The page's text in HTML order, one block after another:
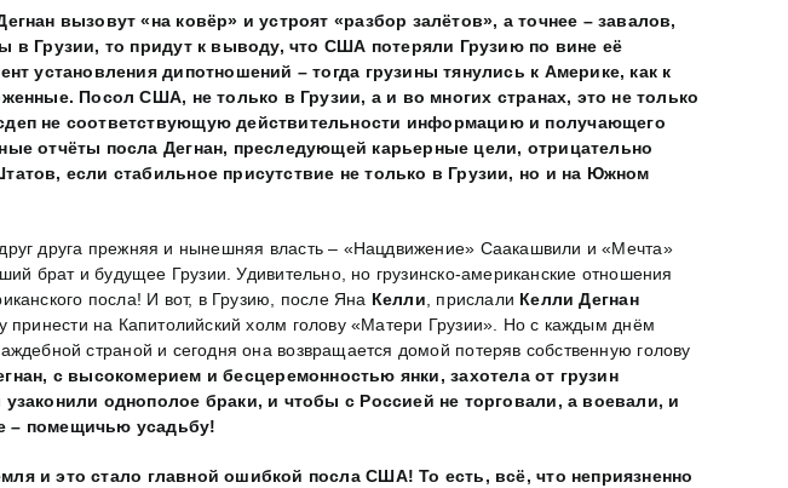
вызовут «на ковёр» и устроят «разбор залётов», а точнее – завалов,
в Грузии, то придут к выводу, что США потеряли Грузию по вине её
установления дипотношений – тогда грузины тянулись к Америке, как к
Посол США, не только в Грузии, а и во многих странах, это не только
не соответствующую действительности информацию и получающего
отчёты посла Дегнан, преследующей карьерные цели, отрицательно
если стабильное присутствие не только в Грузии, но и на Южном
друга прежняя и нынешняя власть – «Нацдвижение» Саакашвили и «Мечта»
брат и будущее Грузии. Удивительно, но грузинско-американские отношения
посла! И вот, в Грузию, после Яна Келли, прислали Келли Дегнан
принести на Капитолийский холм голову «Матери Грузии». Но с каждым днём
страной и сегодня она возвращается домой потеряв собственную голову
с высокомерием и бесцеремонностью янки, захотела от грузин
однополое браки, и чтобы с Россией не торговали, а воевали, и
– помещичью усадьбу!
и это стало главной ошибкой посла США! То есть, всё, что неприязненно